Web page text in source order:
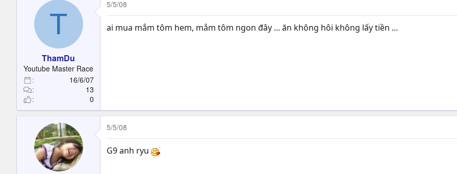
T
ThamDu
Youtube Master Race
16/6/07
13
0
5/5/08
ai mua mắm tôm hem, mắm tôm ngon đây ... ăn không hôi không lấy tiền ...
5/5/08
G9 anh ryu